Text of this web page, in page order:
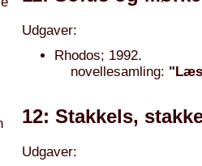
Udgaver:
Rhodos; 1992.
novellesamling:
12: Stakkels,
Udgaver: